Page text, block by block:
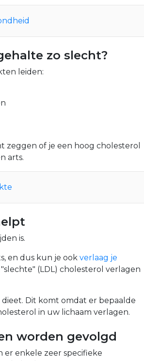
zo slecht?
leiden:
zeggen of je een hoog cholesterol
arts.
is.
en dus kun je ook verlaag je
(LDL) cholesterol verlagen
Dit komt omdat er bepaalde
in uw lichaam verlagen.
worden gevolgd
er enkele zeer specifieke